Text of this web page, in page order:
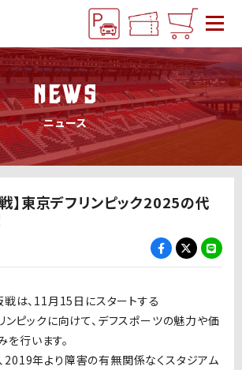
NEWS
ニュース
】東京デフリンピック2025の代
は、11月15日 にスタートする
ンピックに向けて、デフスポーツの魅力や価
行います。
2019年より障害の有無関係なくスタジアム